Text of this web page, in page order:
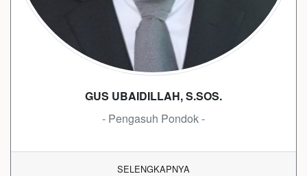
GUS UBAIDILLAH, S.SOS.
- Pengasuh Pondok -
SELENGKAPNYA